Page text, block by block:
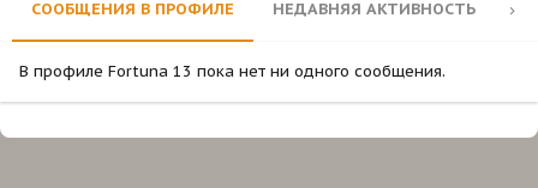
СООБЩЕНИЯ В ПРОФИЛЕ НЕДАВНЯЯ АКТИВНОСТЬ
В профиле Fortuna 13 пока нет ни одного сообщения.